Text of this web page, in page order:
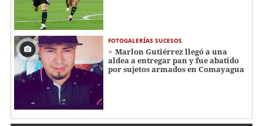
FOTOGALERÍAS SUCESOS
Marlon Gutiérrez llegó a una
aldea a entregar pan y fue abatido
por sujetos armados en Comayagua